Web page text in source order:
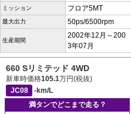
ミッション フロア5MT
最大出力 50ps/6500rpm
生産期間
2002年12月～200
3年07月
660 Sリミテッド 4WD
新車時価格105.1万円(税抜)
JC08
-km/L
満タンでどこまで走る？